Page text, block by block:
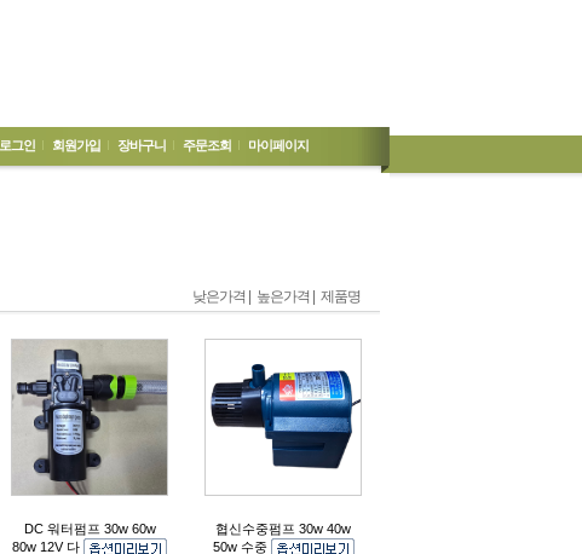
로그인 회원가입 장바구니 주문조회 마이페이지
낮은가격 | 높은가격 | 제품명
DC 워터펌프 30w 60w
80w 12V 다
협신수중펌프 30w 40w
50w 수중